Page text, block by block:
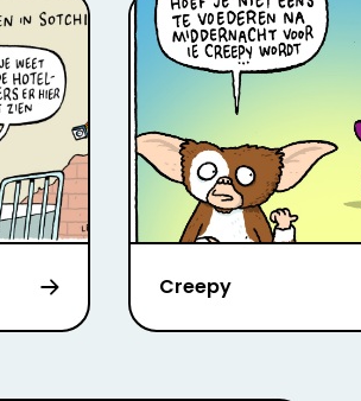
Creepy